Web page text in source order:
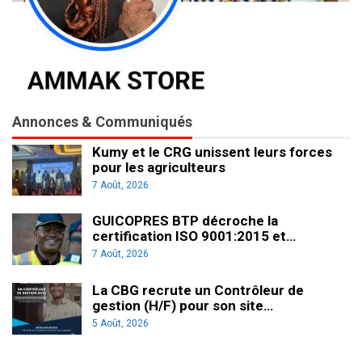
Annonces & Communiqués
Kumy et le CRG unissent leurs forces
pour les agriculteurs
7 Août, 2026
GUICOPRES BTP décroche la
certification ISO 9001:2015 et…
7 Août, 2026
La CBG recrute un Contrôleur de
gestion (H/F) pour son site…
5 Août, 2026